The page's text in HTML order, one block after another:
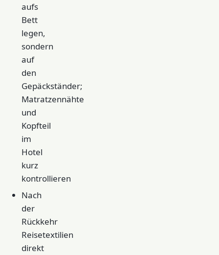
aufs
Bett
legen,
sondern
auf
den
Gepäckständer;
Matratzennähte
und
Kopfteil
im
Hotel
kurz
kontrollieren
Nach
der
Rückkehr
Reisetextilien
direkt